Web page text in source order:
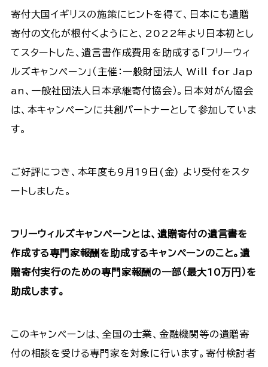
寄付大国イギリスの施策にヒントを得て、日本にも遺贈
寄付の文化が根付くようにと、2022年より日本初とし
てスタートした、遺言書作成費用を助成する「フリーウィ
ルズキャンペーン」（主催：一般財団法人 Will for Jap
an、一般社団法人日本承継寄付協会）。日本対がん協会
は、本キャンペーンに共創パートナーとして参加していま
す。
ご好評につき、本年度も9月19日(金) より受付をスタ
ートしました。
フリーウィルズキャンペーンとは、遺贈寄付の遺言書を
作成する専門家報酬を助成するキャンペーンのこと。遺
贈寄付実行のための専門家報酬の一部（最大10万円）を
助成します。
このキャンペーンは、全国の士業、金融機関等の遺贈寄
付の相談を受ける専門家を対象に行います。寄付検討者